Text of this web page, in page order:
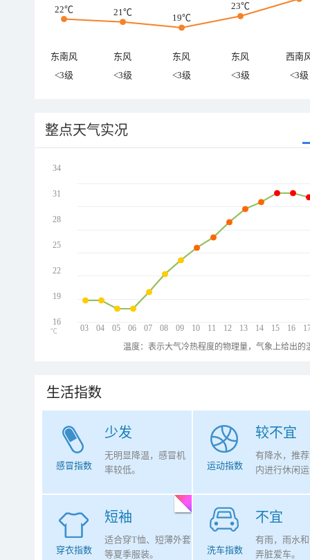
22℃ 21℃
19℃
23℃
东南风 东风 东风 东风
西南
<3级
<3级 <3级 <3级 <3级
整点天气实况
03 04 05 06 07 08 09 10 11 12 13 14 15 16
34
31
28
25
22
19
16
℃
温度：表示大气冷热程度的物理量，气象上给出
生活指数
少发
感冒指数
无明显降温，感冒机
率较低。
较不宜
运动指数
有降水，推
内进行休闲
短袖
穿衣指数
适合穿T恤、短薄外套
等夏季服装。
不宜
洗车指数
有雨，雨水
弄脏爱车。